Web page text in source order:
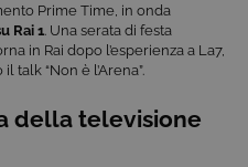
Prime Time, in onda
Rai 1 . Una serata di festa
in Rai dopo l’esperienza a La7,
talk “Non è l’Arena”.
della televisione